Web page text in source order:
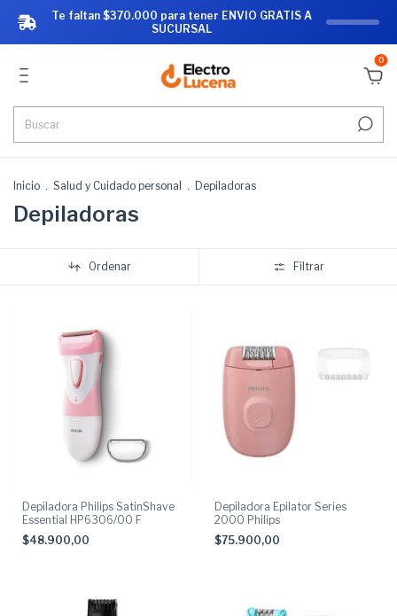
0
Inicio . Salud y Cuidado personal . Depiladoras
Depiladoras
Ordenar Filtrar
Depiladora Philips SatinShave
Essential HP6306/00 F
$48.900,00
Depiladora Epilator Series
2000 Philips
$75.900,00
Te faltan $370.000 para tener ENVIO GRATIS A
SUCURSAL